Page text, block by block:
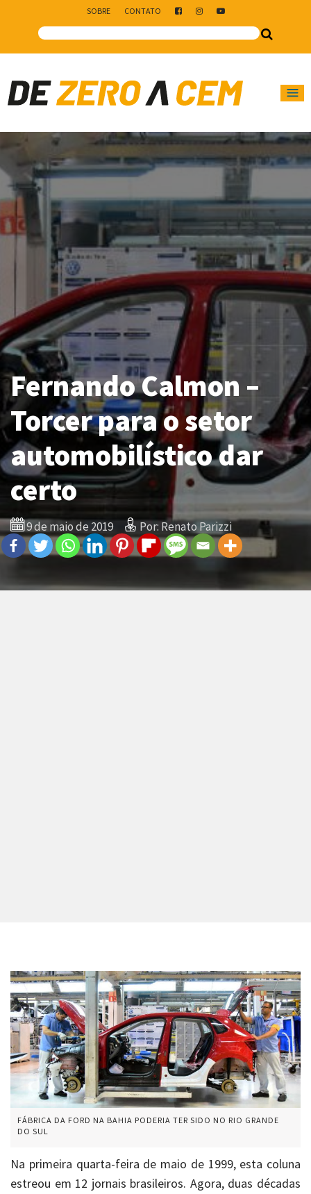
SOBRE CONTATO
Main Navigation
Fernando Calmon –
Torcer para o setor
automobilístico dar
certo
9 de maio de 2019 Por: Renato Parizzi
FÁBRICA DA FORD NA BAHIA PODERIA TER SIDO NO RIO GRANDE
DO SUL
Na primeira quarta-feira de maio de 1999, esta coluna
estreou em 12 jornais brasileiros. Agora, duas décadas